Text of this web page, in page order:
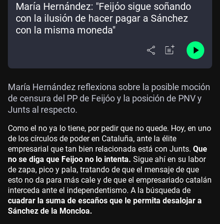
María Hernández: "Feijóo sigue soñando
con la ilusión de hacer pagar a Sánchez
con la misma moneda"
María Hernández reflexiona sobre la posible moción
de censura del PP de Feijóo y la posición de PNV y
Junts al respecto.
Como el no ya lo tiene, por pedir que no quede. Hoy, en uno
de los círculos de poder en Cataluña, ante la élite
empresarial que tan bien relacionada está con Junts. Que
no se diga que Feijoo no lo intenta. Sigue ahí en su labor
de zapa, pico y pala, tratando de que el mensaje de que
esto no da para más cale y de que el empresariado catalán
interceda ante el independentismo. A la búsqueda de
cuadrar la suma de escaños que le permita desalojar a
Sánchez de la Moncloa.